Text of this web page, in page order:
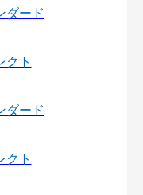
ダード
クト
ダード
クト